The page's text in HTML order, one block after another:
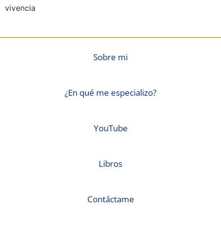
vivencia
Sobre mi
¿En qué me especializo?
YouTube
Libros
Contáctame